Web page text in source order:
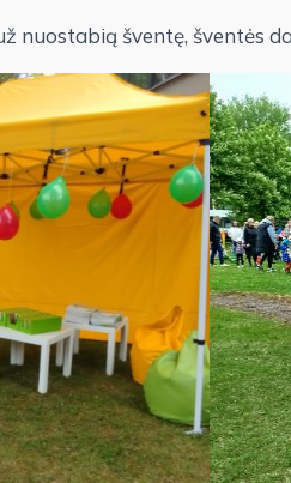
nuostabią šventę, šventės